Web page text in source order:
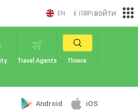
EN £ (GBP)
Travel Agents Поиск
Android iOS
войти